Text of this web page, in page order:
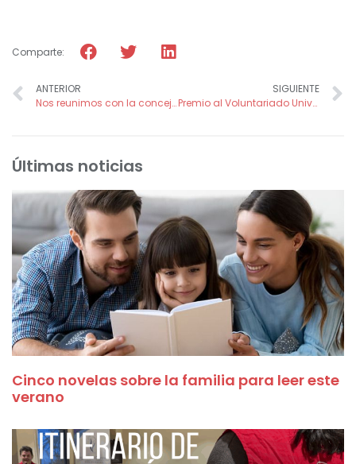
Comparte:
ANTERIOR
Nos reunimos con la concejal de Acción Social del Ayto. de Albacete
SIGUIENTE
Premio al Voluntariado Universitario 2018 de Fundación Mutua Madrileña al Proyecto SECUNDA Smile
Últimas noticias
Cinco novelas sobre la familia para leer este
verano